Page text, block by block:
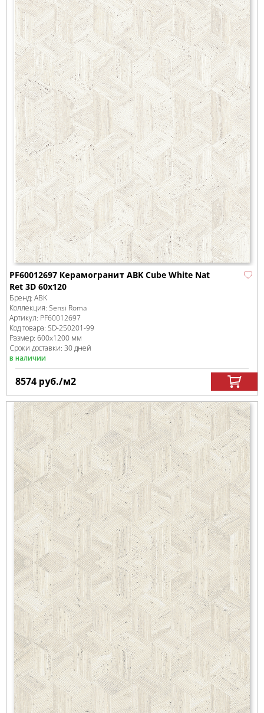
PF60012697 Керамогранит ABK Cube White Nat
Ret 3D 60x120
Бренд: ABK
Коллекция: Sensi Roma
Артикул: PF60012697
Код товара: SD-250201-99
Размер: 600x1200 мм
Сроки доставки: 30 дней
в наличии
8574 руб./м2